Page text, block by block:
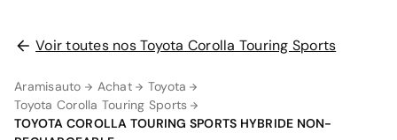
Voir toutes nos Toyota Corolla Touring Sports
Aramisauto Achat
Toyota
Toyota Corolla Touring Sports
TOYOTA COROLLA TOURING SPORTS HYBRIDE NON-
jusqu'a 5 ans. Rapprochez-vous de votre conseiller
agenceou appelez-nous au09 72 72 20 02pour plus
Votre garantie 12 mois comprend
AUCUNE PROTECTION